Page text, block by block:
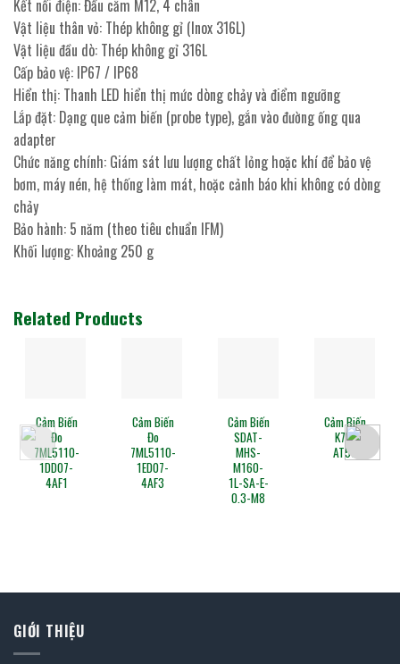
Kết nối điện: Đầu cắm M12, 4 chân
Vật liệu thân vỏ: Thép không gỉ (Inox 316L)
Vật liệu đầu dò: Thép không gỉ 316L
Cấp bảo vệ: IP67 / IP68
Hiển thị: Thanh LED hiển thị mức dòng chảy và điểm ngưỡng
Lắp đặt: Dạng que cảm biến (probe type), gắn vào đường ống qua
adapter
Chức năng chính: Giám sát lưu lượng chất lỏng hoặc khí để bảo vệ
bơm, máy nén, hệ thống làm mát, hoặc cảnh báo khi không có dòng
chảy
Bảo hành: 5 năm (theo tiêu chuẩn IFM)
Khối lượng: Khoảng 250 g
Related Products
Cảm Biến
7ML5110-
Cảm Biến
Cảm Biến
Cảm
Sợi
Quang
GIỚI THIỆU